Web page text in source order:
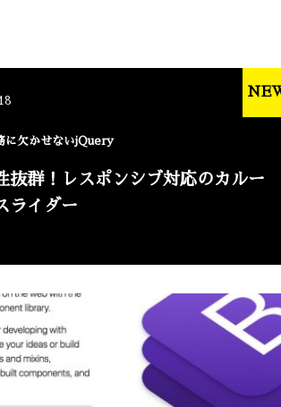
に欠かせないjQuery
抜群！レスポンシブ対応のカルー
ライダー